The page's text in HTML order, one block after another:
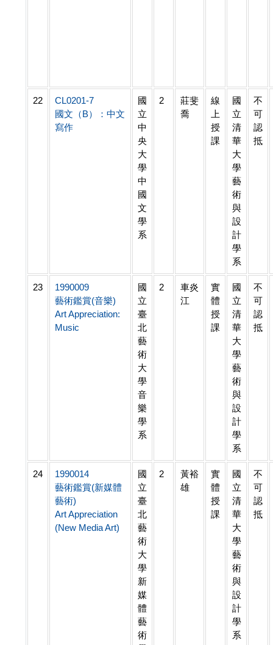
22
CL0201-7
國文（B）：中文
寫作
國
立
中
央
大
學
中
國
文
學
系
2
莊斐
喬
線
上
授
課
國
立
清
華
大
學
藝
術
與
設
計
學
系
不
可
認
抵
23
1990009
藝術鑑賞(音樂)
Art Appreciation:
Music
國
立
臺
北
藝
術
大
學
音
樂
學
系
2
車炎
江
實
體
授
課
國
立
清
華
大
學
藝
術
與
設
計
學
系
不
可
認
抵
24
1990014
藝術鑑賞(新媒體
藝術)
Art Appreciation
(New Media Art)
國
立
臺
北
藝
術
大
學
新
媒
體
藝
術
2
黃裕
雄
實
體
授
課
國
立
清
華
大
學
藝
術
與
設
計
學
系
不
可
認
抵